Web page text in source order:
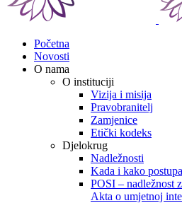
Početna
Novosti
O nama
O instituciji
Vizija i misija
Pravobranitelj
Zamjenice
Etički kodeks
Djelokrug
Nadležnosti
Kada i kako
POSI – nadležnost
Akta o umjetnoj